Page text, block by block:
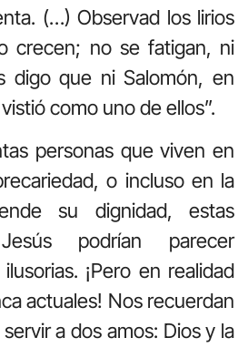
(…) Observad los lirios
crecen; no se fatigan, ni
digo que ni Salomón, en
como uno de ellos”.
personas que viven en
o incluso en la
su dignidad, estas
podrían parecer
¡Pero en realidad
actuales! Nos recuerdan
a dos amos: Dios y la